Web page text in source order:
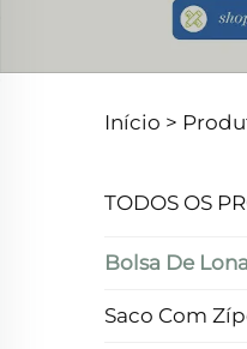
Início >
TODOS OS
Bolsa De Lona
Saco Com